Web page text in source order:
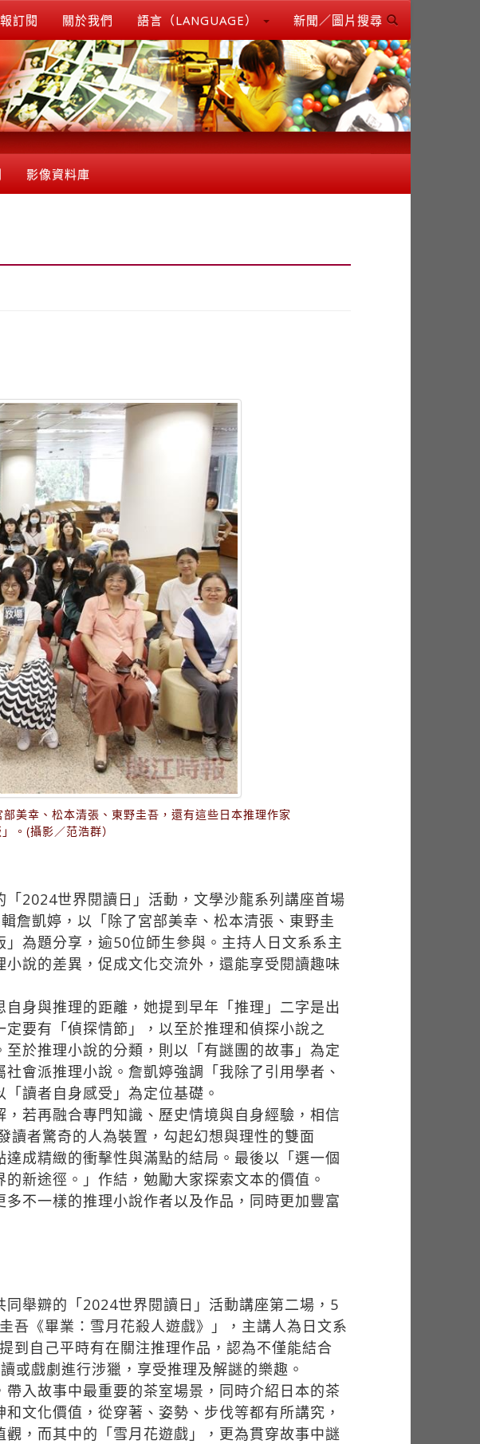
訂閱 關於我們 語言（LANGUAGE） 新聞／圖片搜尋
影像資料庫
美幸、松本清張、東野圭吾，還有這些日本推理作家
。(攝影／范浩群）
2024世界閱讀日」活動，文學沙龍系列講座首場
詹凱婷，以「除了宮部美幸、松本清張、東野圭
為題分享，逾50位師生參與。主持人日文系系主
說的差異，促成文化交流外，還能享受閱讀趣味
身與推理的距離，她提到早年「推理」二字是出
要有「偵探情節」，以至於推理和偵探小說之
於推理小說的分類，則以「有謎團的故事」為定
會派推理小說。詹凱婷強調「我除了引用學者、
讀者自身感受」為定位基礎。
若再融合專門知識、歷史情境與自身經驗，相信
讀者驚奇的人為裝置，勾起幻想與理性的雙面
成精緻的衝擊性與滿點的結局。最後以「選一個
新途徑。」作結，勉勵大家探索文本的價值。
不一樣的推理小說作者以及作品，同時更加豐富
舉辧的「2024世界閱讀日」活動講座第二場，5
吾《畢業：雪月花殺人遊戲》」，主講人為日文系
到自己平時有在關注推理作品，認為不僅能結合
或戲劇進行涉獵，享受推理及解謎的樂趣。
入故事中最重要的茶室場景，同時介紹日本的茶
文化價值，從穿著、姿勢、步伐等都有所講究，
，而其中的「雪月花遊戲」，更為貫穿故事中謎